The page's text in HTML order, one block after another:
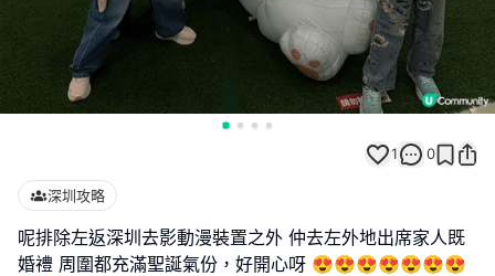
1 0
深圳攻略
呢排除左返深圳去影動漫裝置之外 仲去左外地出席家人既
婚禮 周圍都充滿聖誕氣份，好開心呀 😍😍😍😍😍😍😍